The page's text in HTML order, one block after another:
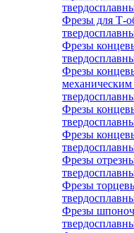
Фрезы для Т-
Фрезы
Фрезы
Фрезы
Фрезы
Фрезы
Фрезы
Фрезы